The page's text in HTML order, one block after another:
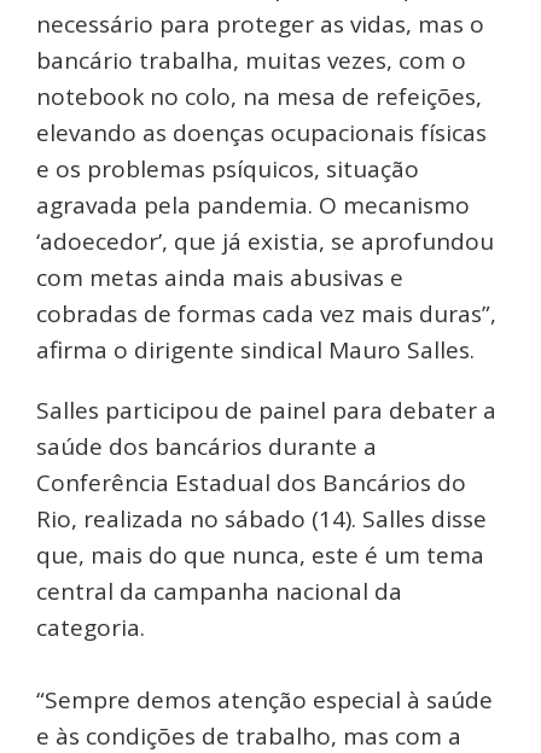
necessário para proteger as vidas, mas o
bancário trabalha, muitas vezes, com o
notebook no colo, na mesa de refeições,
elevando as doenças ocupacionais físicas
e os problemas psíquicos, situação
agravada pela pandemia. O mecanismo
‘adoecedor’, que já existia, se aprofundou
com metas ainda mais abusivas e
cobradas de formas cada vez mais duras”,
afirma o dirigente sindical Mauro Salles.
Salles participou de painel para debater a
saúde dos bancários durante a
Conferência Estadual dos Bancários do
Rio, realizada no sábado (14). Salles disse
que, mais do que nunca, este é um tema
central da campanha nacional da
categoria.
“Sempre demos atenção especial à saúde
e às condições de trabalho, mas com a